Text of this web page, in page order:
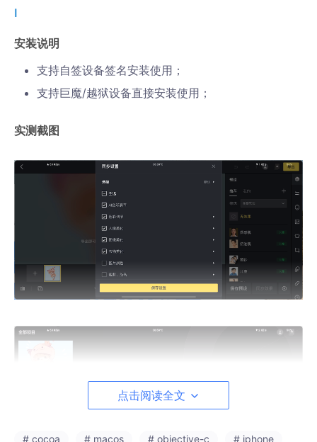
l
安装说明
支持自签设备签名安装使用；
支持巨魔/越狱设备直接安装使用；
实测截图
点击阅读全文
# cocoa # macos # objective-c
# iphone